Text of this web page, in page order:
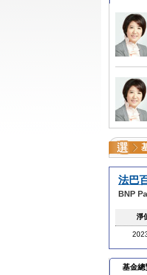
法巴
BNP
淨
基金總